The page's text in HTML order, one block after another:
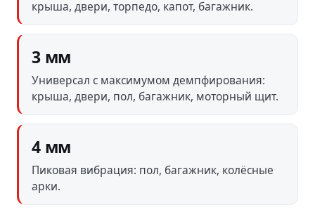
крыша, двери, торпедо, капот, багажник.
3 мм
Универсал с максимумом демпфирования:
крыша, двери, пол, багажник, моторный щит.
4 мм
Пиковая вибрация: пол, багажник, колёсные
арки.